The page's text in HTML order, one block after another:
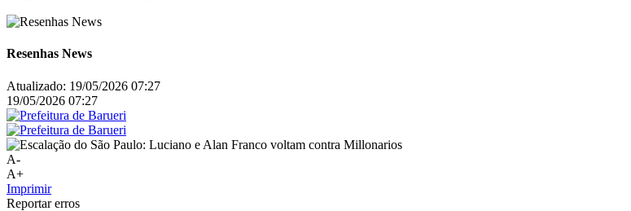
Resenhas News
Atualizado: 19/05/2026 07:27
19/05/2026 07:27
A-
A+
Imprimir
Reportar erros